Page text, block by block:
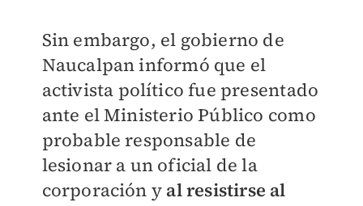
Sin embargo, el gobierno de
Naucalpan informó que el
activista político fue presentado
ante el Ministerio Público como
probable responsable de
lesionar a un oficial de la
corporación y al resistirse al